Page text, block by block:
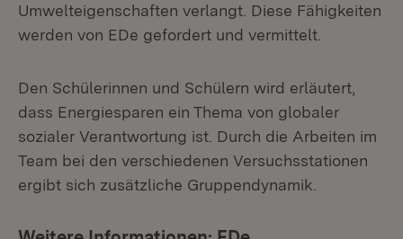
Umwelteigenschaften verlangt. Diese Fähigkeiten
werden von EDe gefordert und vermittelt.
Den Schülerinnen und Schülern wird erläutert,
dass Energiesparen ein Thema von globaler
sozialer Verantwortung ist. Durch die Arbeiten im
Team bei den verschiedenen Versuchsstationen
ergibt sich zusätzliche Gruppendynamik.